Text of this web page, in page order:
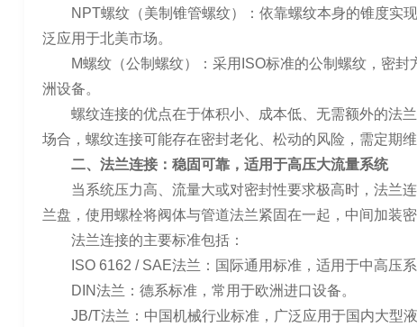
NPT螺纹（美制锥管螺纹）：依靠螺纹本身的锥度实
泛应用于北美市场。
M螺纹（公制螺纹）：采用ISO标准的公制螺纹，密
洲设备。
螺纹连接的优点在于体积小、成本低、无需额外的法
场合，螺纹连接可能存在密封老化、松动的风险，需定期维
二、法兰连接：稳固可靠，适用于高压大流量系统
当系统压力高、流量大或对密封性要求极高时，法兰
兰盘，使用螺栓将阀体与管道法兰紧固在一起，中间加装密
法兰连接的主要标准包括：
ISO 6162 / SAE法兰：国际通用标准，适用于中高压
DIN法兰：德系标准，常用于欧洲进口设备。
JB/T法兰：中国机械行业标准，广泛应用于国内大型液